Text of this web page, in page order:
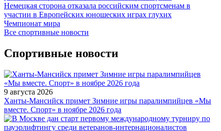
Немецкая сторона отказала российским спортсменам в
участии в Европейских юношеских играх глухих
Чемпионат мира
Все спортивные новости
Спортивные новости
9 августа 2026
Ханты-Мансийск примет Зимние игры паралимпийцев «Мы
вместе. Спорт» в ноябре 2026 года